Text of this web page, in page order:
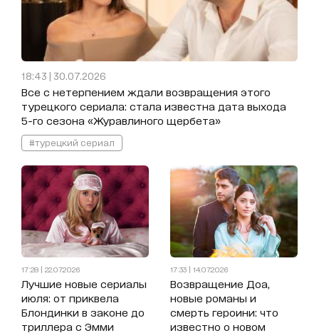
18:43 | 30.07.2026
Все с нетерпением ждали возвращения этого
турецкого сериала: стала известна дата выхода
5-го сезона «Журавлиного щербета»
#турецкий сериал
17:28 | 22.07.2026
Лучшие новые сериалы
июля: от приквела
Блондинки в законе до
триллера с Эмми
17:33 | 14.07.2026
Возвращение Доа,
новые романы и
смерть героини: что
известно о новом